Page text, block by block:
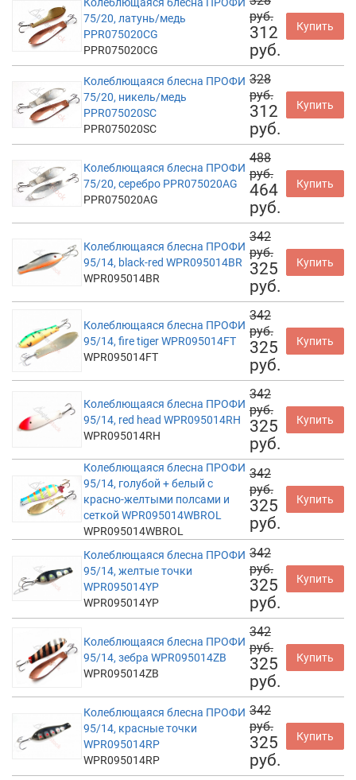
75/20, латунь/медь
PPR075020CG
PPR075020CG
руб.
312
руб.
Купить
Колеблющаяся блесна ПРОФИ
75/20, никель/медь
PPR075020SC
PPR075020SC
328
руб.
312
руб.
Купить
Колеблющаяся блесна ПРОФИ
75/20, серебро PPR075020AG
PPR075020AG
488
руб.
464
руб.
Купить
Колеблющаяся блесна ПРОФИ
95/14, black-red WPR095014BR
WPR095014BR
342
руб.
325
руб.
Купить
Колеблющаяся блесна ПРОФИ
95/14, fire tiger WPR095014FT
WPR095014FT
342
руб.
325
руб.
Купить
Колеблющаяся блесна ПРОФИ
95/14, red head WPR095014RH
WPR095014RH
342
руб.
325
руб.
Купить
Колеблющаяся блесна ПРОФИ
95/14, голубой + белый с
красно-желтыми полсами и
сеткой WPR095014WBROL
WPR095014WBROL
342
руб.
325
руб.
Купить
Колеблющаяся блесна ПРОФИ
95/14, желтые точки
WPR095014YP
WPR095014YP
342
руб.
325
руб.
Купить
Колеблющаяся блесна ПРОФИ
95/14, зебра WPR095014ZB
WPR095014ZB
342
руб.
325
руб.
Купить
Колеблющаяся блесна ПРОФИ
95/14, красные точки
WPR095014RP
WPR095014RP
342
руб.
325
руб.
Купить